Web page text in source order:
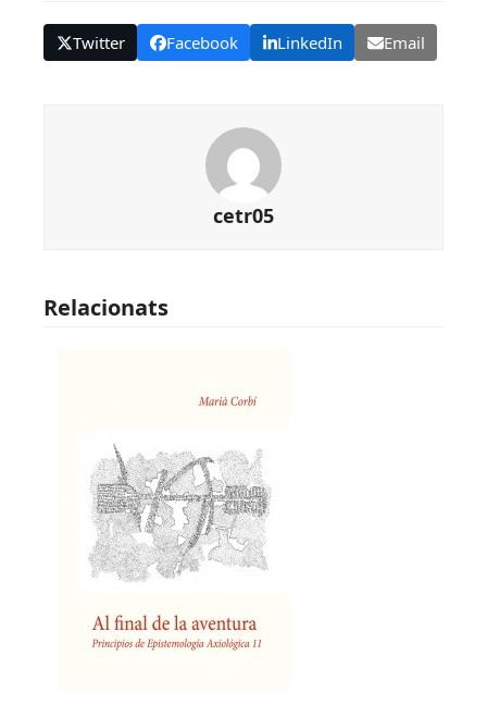
Twitter Facebook LinkedIn Email
cetr05
Relacionats